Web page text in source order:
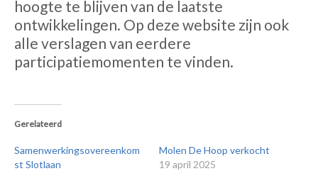
hoogte te blijven van de laatste
ontwikkelingen. Op deze website zijn ook
alle verslagen van eerdere
participatiemomenten te vinden.
Gerelateerd
Samenwerkingsovereenkom
st Slotlaan
Molen De Hoop verkocht
19 april 2025